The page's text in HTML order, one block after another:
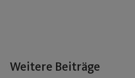
Weitere Beiträge